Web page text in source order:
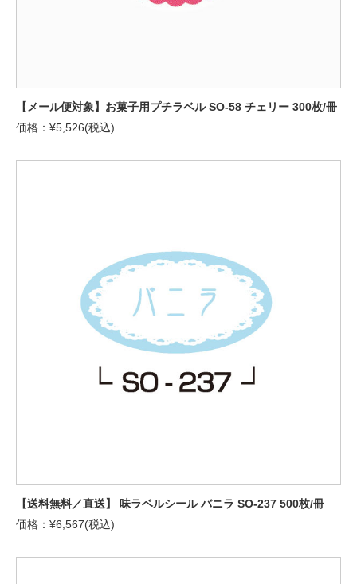
【メール便対象】お菓子用プチラベル SO-58 チェリー 300枚/冊
価格：¥5,526(税込)
【送料無料／直送】 味ラベルシール バニラ SO-237 500枚/冊
価格：¥6,567(税込)